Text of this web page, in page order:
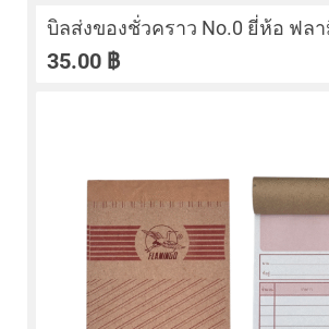
บิลส่งของชั่วคราว No.0 ยี่ห้อ ฟลา
35.00 ฿